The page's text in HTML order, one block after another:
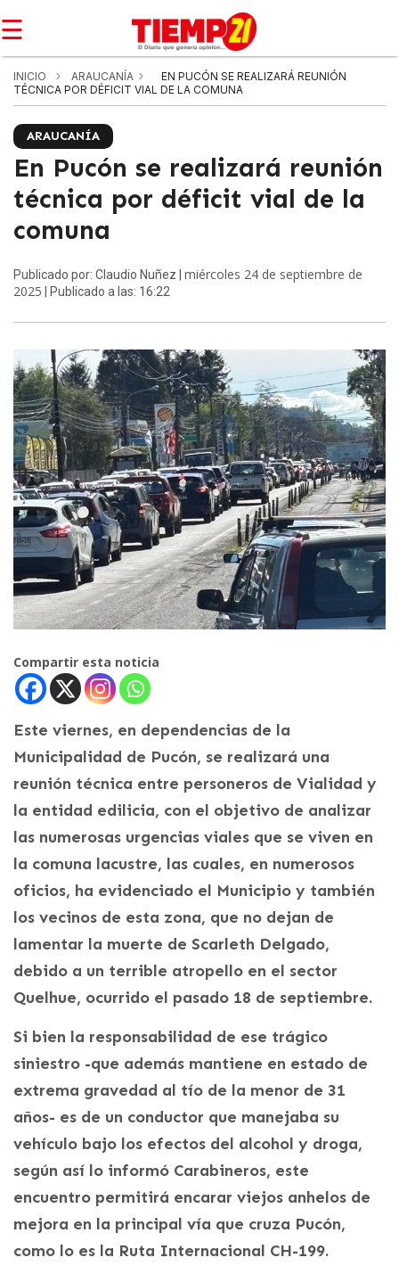
☰
INICIO ARAUCANÍA
EN PUCÓN SE REALIZARÁ REUNIÓN
TÉCNICA POR DÉFICIT VIAL DE LA COMUNA
ARAUCANÍA
En Pucón se realizará reunión
técnica por déficit vial de la
comuna
Publicado por: Claudio Nuñez | miércoles 24 de septiembre de
2025 | Publicado a las: 16:22
Compartir esta noticia
Este viernes, en dependencias de la
Municipalidad de Pucón, se realizará una
reunión técnica entre personeros de Vialidad y
la entidad edilicia, con el objetivo de analizar
las numerosas urgencias viales que se viven en
la comuna lacustre, las cuales, en numerosos
oficios, ha evidenciado el Municipio y también
los vecinos de esta zona, que no dejan de
lamentar la muerte de Scarleth Delgado,
debido a un terrible atropello en el sector
Quelhue, ocurrido el pasado 18 de septiembre.
Si bien la responsabilidad de ese trágico
siniestro -que además mantiene en estado de
extrema gravedad al tío de la menor de 31
años- es de un conductor que manejaba su
vehículo bajo los efectos del alcohol y droga,
según así lo informó Carabineros, este
encuentro permitirá encarar viejos anhelos de
mejora en la principal vía que cruza Pucón,
como lo es la Ruta Internacional CH-199.